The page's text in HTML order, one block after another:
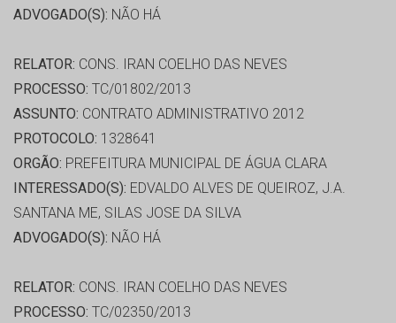
ADVOGADO(S): NÃO HÁ
RELATOR: CONS. IRAN COELHO DAS NEVES
PROCESSO: TC/01802/2013
ASSUNTO: CONTRATO ADMINISTRATIVO 2012
PROTOCOLO: 1328641
ORGÃO: PREFEITURA MUNICIPAL DE ÁGUA CLARA
INTERESSADO(S): EDVALDO ALVES DE QUEIROZ, J.A.
SANTANA ME, SILAS JOSE DA SILVA
ADVOGADO(S): NÃO HÁ
RELATOR: CONS. IRAN COELHO DAS NEVES
PROCESSO: TC/02350/2013